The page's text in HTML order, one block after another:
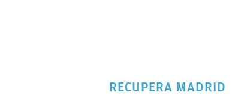
RECUPERA MADRID